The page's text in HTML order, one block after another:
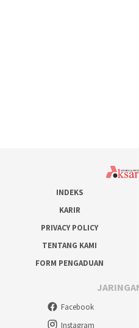
INDEKS
KARIR
PRIVACY POLICY
TENTANG KAMI
FORM PENGADUAN
Facebook
Instagram